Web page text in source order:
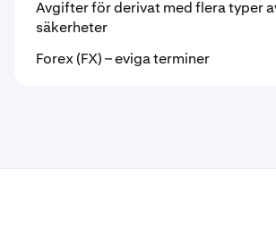
Avgifter för derivat med flera typer
säkerheter
Forex (FX) – eviga terminer